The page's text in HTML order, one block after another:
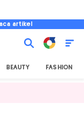
artikel
BEAUTY FASHION